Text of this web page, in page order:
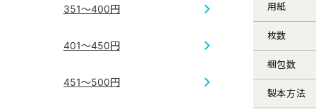
用紙
枚数
梱包数
製本方法
351～400円
401～450円
451～500円